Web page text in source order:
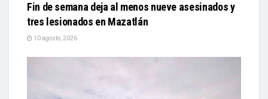
Fin de semana deja al menos nueve asesinados y
tres lesionados en Mazatlán
10 agosto, 2026